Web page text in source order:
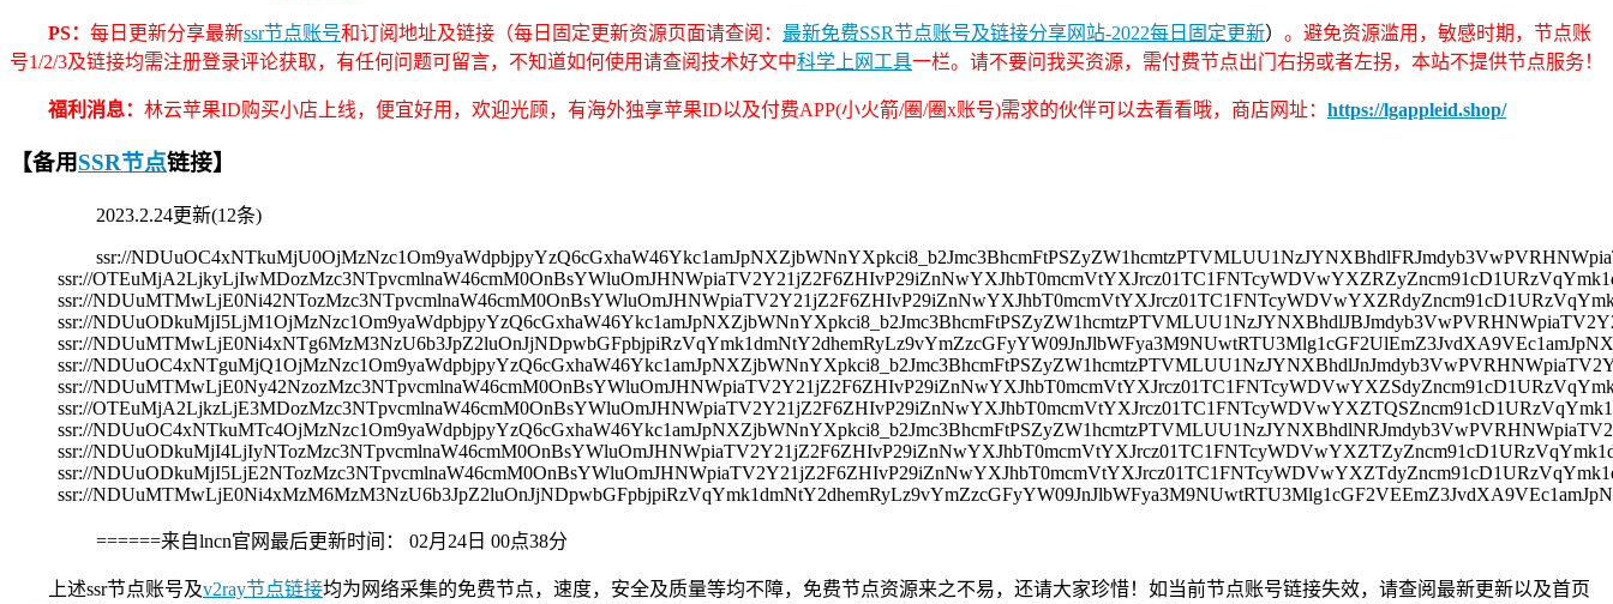
PS： 每日更新分享最新ssr节点账号和订阅地址及链接（每日固定更新资源页面请查阅： 最新免费SSR节点账号及链接分享网站-2022每日固定更新） 。避免资源滥用，敏感时期，节点账
号1/2/3及链接均需注册登录评论获取，有任何问题可留言，不知道如何使用请查阅技术好文中科学上网工具一栏。请不要问我买资源，需付费节点出门右拐或者左拐，本站不提供节点服务！
福利消息： 林云苹果ID购买小店上线，便宜好用，欢迎光顾，有海外独享苹果ID以及付费APP(小火箭/圈/圈x账号)需求的伙伴可以去看看哦，商店网址： https://lgappleid.shop/
【备用SSR节点链接】
2023.2.24更新(12条)
ssr://
ssr://
ssr://
ssr://
ssr://
ssr://
ssr://
ssr://
ssr://
ssr://
ssr://
ssr://
======来自lncn官网最后更新时间： 02月24日 00点38分
上述ssr节点账号及v2ray节点链接均为网络采集的免费节点，速度，安全及质量等均不障，免费节点资源来之不易，还请大家珍惜！如当前节点账号链接失效，请查阅最新更新以及首页